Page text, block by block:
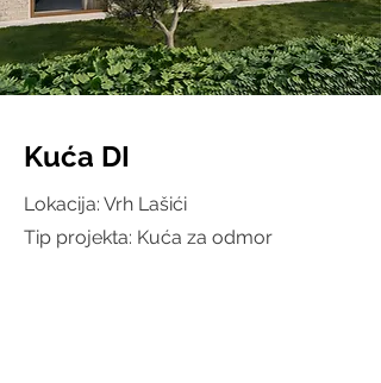
Kuća DI
Lokacija: Vrh Lašići
Tip projekta: Kuća za odmor